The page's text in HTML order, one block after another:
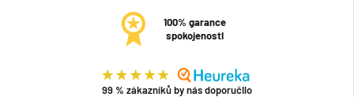
100% garance
spokojenosti
99 % zákazníků by nás doporučilo